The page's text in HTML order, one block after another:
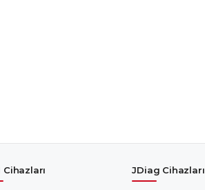
Cihazları JDiag Cihazları